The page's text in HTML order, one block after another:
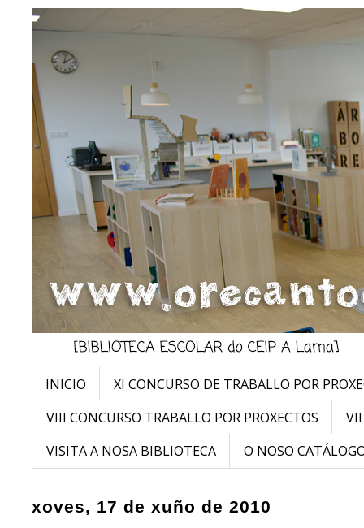
INICIO
XI CONCURSO DE TRABALLO POR
VIII CONCURSO TRABALLO POR PROXECTOS
VISITA A NOSA BIBLIOTECA
O NOSO
xoves, 17 de xuño de 2010